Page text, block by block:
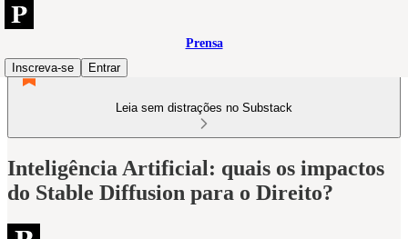
Prensa
Inscreva-se
Entrar
Leia sem distrações no Substack
Inteligência Artificial: quais os impactos
do Stable Diffusion para o Direito?